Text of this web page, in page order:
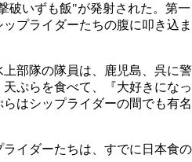
破いずも飯"が発射された。第一
プライダーたちの腹に叩き込ま
上部隊の隊員は、鹿児島、呉に警
ぷらを食べて、『大好きになっ
はシップライダーの間でも有名
イダーたちは、すでに日本食の